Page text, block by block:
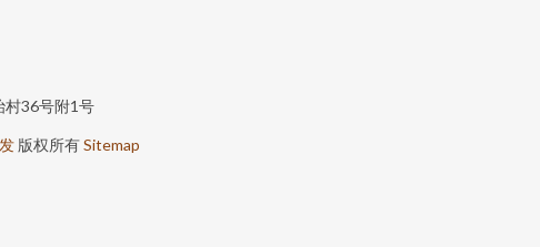
村36号附1号
版权所有Sitemap